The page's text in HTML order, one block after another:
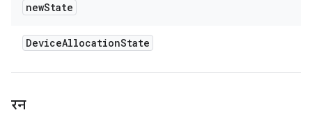
newState
DeviceAllocationState
रन